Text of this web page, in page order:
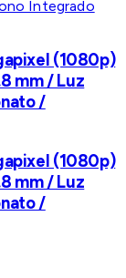
(1080p)
mm / Luz
/
(1080p)
mm / Luz
/